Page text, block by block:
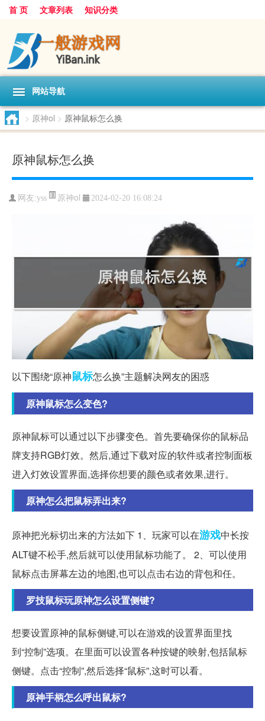
首 页 文章列表 知识分类
网站导航
> 原神ol > 原神鼠标怎么换
原神鼠标怎么换
网友:yss 原神ol 2024-02-20 16:08:24
以下围绕“原神鼠标怎么换”主题解决网友的困惑
原神鼠标怎么变色?
原神鼠标可以通过以下步骤变色。首先要确保你的鼠标品
牌支持RGB灯效。然后,通过下载对应的软件或者控制面板
进入灯效设置界面,选择你想要的颜色或者效果,进行。
原神怎么把鼠标弄出来?
原神把光标切出来的方法如下 1、玩家可以在游戏中长按
ALT键不松手,然后就可以使用鼠标功能了。 2、可以使用
鼠标点击屏幕左边的地图,也可以点击右边的背包和任。
罗技鼠标玩原神怎么设置侧键?
想要设置原神的鼠标侧键,可以在游戏的设置界面里找
到“控制”选项。在里面可以设置各种按键的映射,包括鼠标
侧键。点击“控制”,然后选择“鼠标”,这时可以看。
原神手柄怎么呼出鼠标?